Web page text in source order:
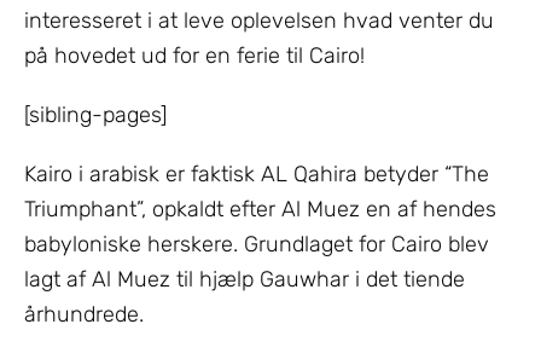
interesseret i at leve oplevelsen hvad venter du
på hovedet ud for en ferie til Cairo!
[sibling-pages]
Kairo i arabisk er faktisk AL Qahira betyder “The
Triumphant”, opkaldt efter Al Muez en af hendes
babyloniske herskere. Grundlaget for Cairo blev
lagt af Al Muez til hjælp Gauwhar i det tiende
århundrede.